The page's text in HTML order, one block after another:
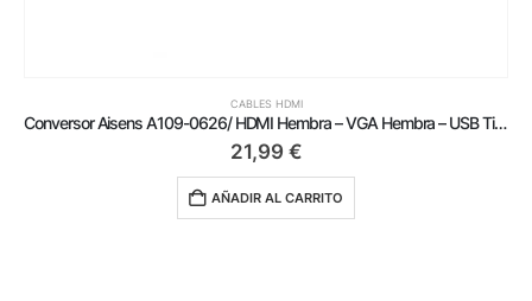
CABLES HDMI
Conversor Aisens A109-0626/ HDMI Hembra – VGA Hembra – USB Tipo-C Macho – USB Hembra – USB Tipo-C Hembra/ 15cm/ Gris
21,99 €
AÑADIR AL CARRITO